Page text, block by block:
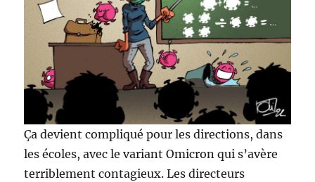
Ça devient compliqué pour les directions, dans
les écoles, avec le variant Omicron qui s’avère
terriblement contagieux. Les directeurs